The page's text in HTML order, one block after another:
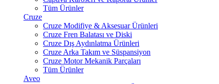
Tüm Ürünler
Cruze
Cruze Modifiye & Aksesuar Ürünleri
Cruze Fren Balatası ve Diski
Cruze Dış Aydınlatma Ürünleri
Cruze Arka Takım ve Süspansiyon
Cruze Motor Mekanik Parçaları
Tüm Ürünler
Aveo